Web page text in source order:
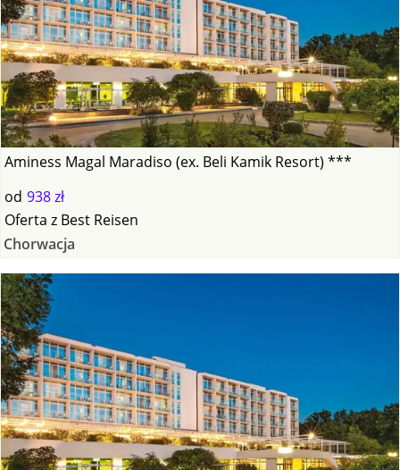
Aminess Magal Maradiso (ex. Beli Kamik Resort) ***
od 938 zł
Oferta z Best Reisen
Chorwacja